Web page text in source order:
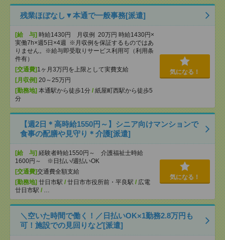
残業ほぼなし▼本通で一般事務[派遣]
[給 与] 時給1430円 月収例 20万円 時給1430円×
実働7h×週5日×4週 ※月収例を保証するものではあ
りません。※給与即受取りサービス利用可（利用条
件有）
[交通費]1ヶ月3万円を上限として実費支給
[月収例] 20～25万円
[勤務地] 本通駅から徒歩1分 / 紙屋町西駅から徒歩5
分
気になる！
【週2日＊高時給1550円～】シニア向けマンションで
食事の配膳や見守り＊介護[派遣]
[給 与] 経験者時給1550円～ 介護福祉士時給
1600円～ ※日払い/週払いOK
[交通費]交通費全額支給
[勤務地] 廿日市駅 / 廿日市市役所前・平良駅 / 広電
廿日市駅 /
気になる！
＼空いた時間で働く！／日払いOK×1勤務2.8万円も
可！施設での見回りなど[派遣]